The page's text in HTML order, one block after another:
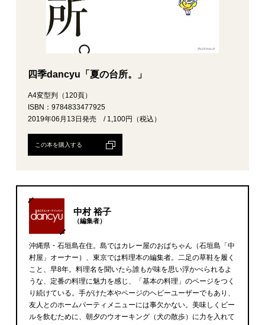
四季dancyu「夏の台所。」
A4変型判（120頁）
ISBN：9784833477925
2019年06月13日発売 / 1,100円（税込）
この本を購入する
中村 裕子
（編集者）
沖縄県・石垣島在住。島ではカレー屋のおばちゃん（石垣島「中
村屋」オーナー）、東京では料理本の編集者。二足の草鞋を履く
こと、早8年。料理名を聞いたら誰もが味を思い浮かべられるよ
うな、定番の料理に魅力を感じ、「基本の料理」のページをつく
り続けている。手がけた本やページのヘビーユーザーでもあり、
友人とのホームパーティメニューには事欠かない。美味しくビー
ルを飲むために、朝夕のウオーキング（犬の散歩）に力を入れて